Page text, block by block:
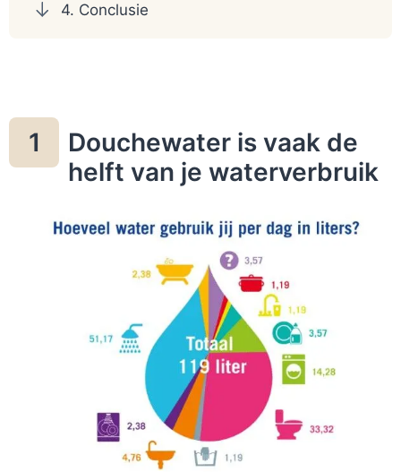
4. Conclusie
1
Douchewater is vaak de
helft van je waterverbruik